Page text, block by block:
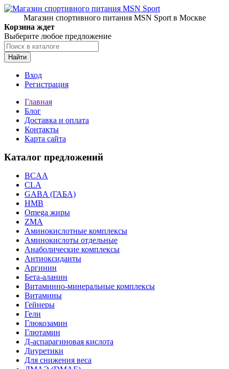
Магазин спортивного питания MSN Sport в Москве
Корзина ждет
Выберите любое предложение
Найти
Вход
Регистрация
Главная
Блог
Доставка и оплата
Контакты
Карта сайта
Каталог предложений
BCAA
CLA
GABA (ГАБА)
HMB
Omega жиры
ZMA
Аминокислотные комплексы
Аминокислоты отдельные
Анаболические комплексы
Антиоксиданты
Аргинин
Бета-аланин
Витаминно-минеральные комплексы
Витамины
Гейнеры
Гели
Глюкозамин
Глютамин
Д-аспарагиновая кислота
Диуретики
Для снижения веса